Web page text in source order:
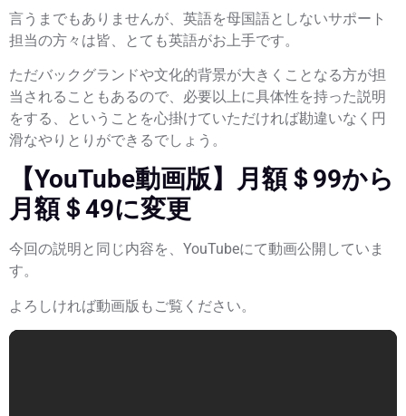
言うまでもありませんが、英語を母国語としないサポート
担当の方々は皆、とても英語がお上手です。
ただバックグランドや文化的背景が大きくことなる方が担
当されることもあるので、必要以上に具体性を持った説明
をする、ということを心掛けていただければ勘違いなく円
滑なやりとりができるでしょう。
【YouTube動画版】月額＄99から
月額＄49に変更
今回の説明と同じ内容を、YouTubeにて動画公開していま
す。
よろしければ動画版もご覧ください。